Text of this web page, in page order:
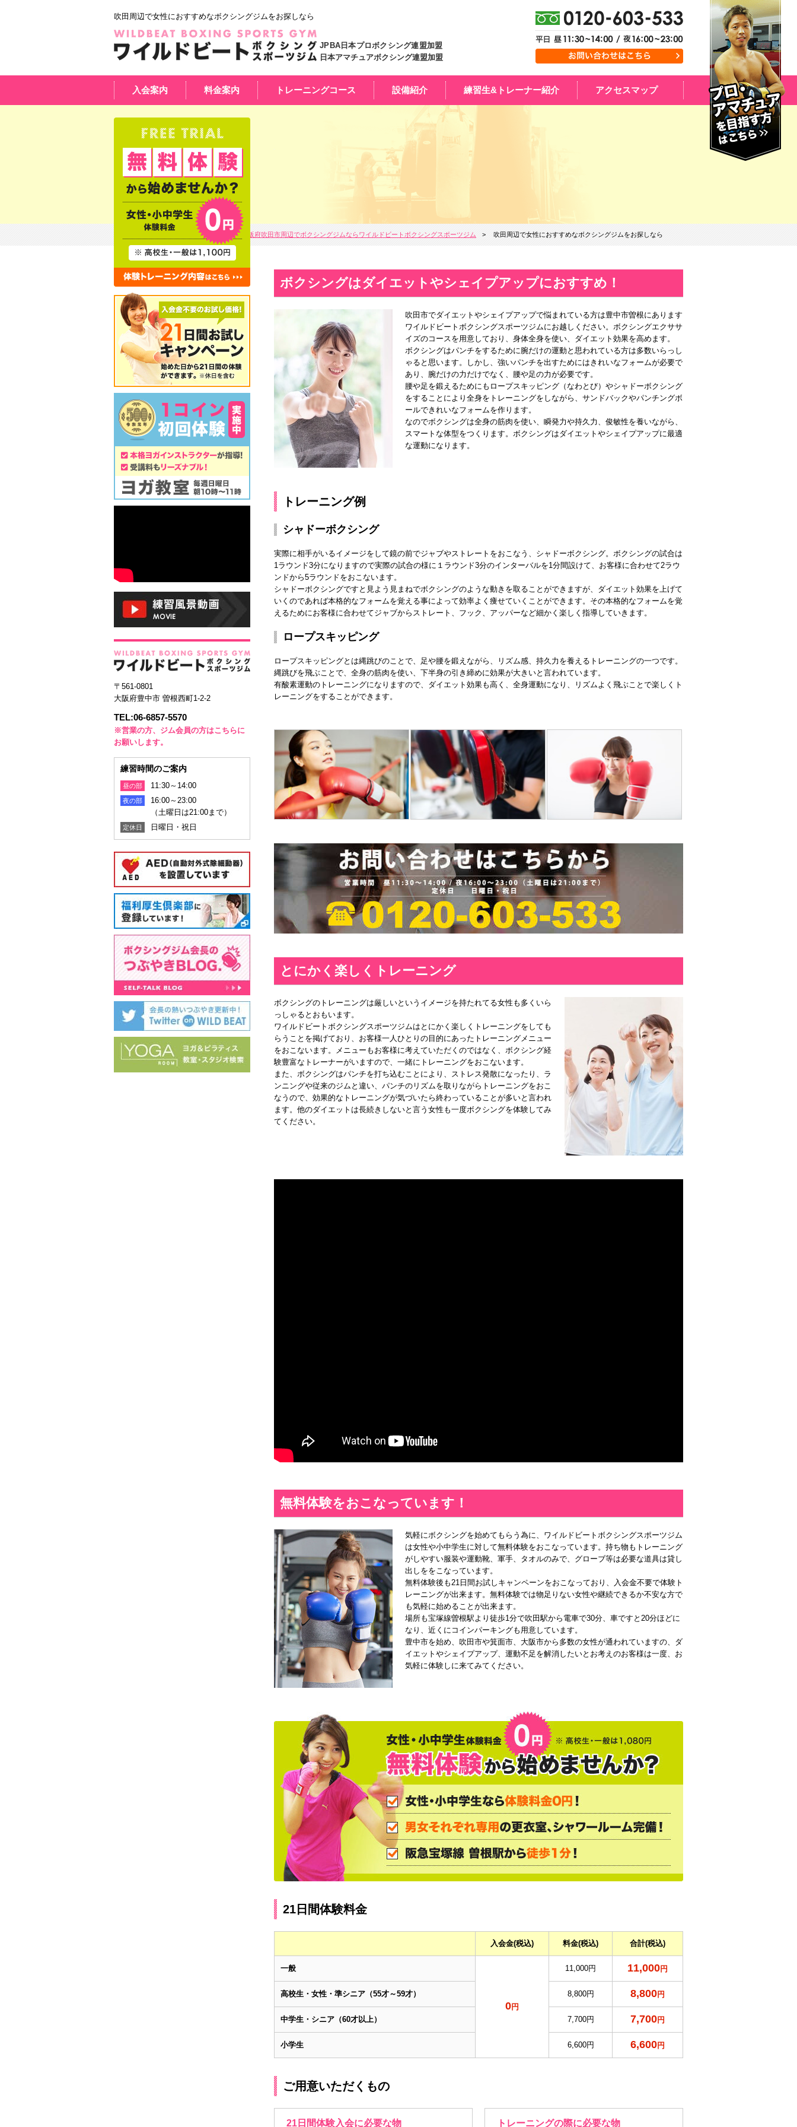
吹田周辺で女性におすすめなボクシングジムをお探しなら
JPBA日本プロボクシング連盟加盟
日本アマチュアボクシング連盟加盟
入会案内 料金案内 トレーニングコース 設備紹介 練習生&トレーナー紹介 アクセスマップ
大阪府吹田市周辺でボクシングジムならワイルドビートボクシングスポーツジム 吹田周辺で女性におすすめなボクシングジムをお探しなら
ボクシングはダイエットやシェイプアップにおすすめ！
吹田市でダイエットやシェイプアップで悩まれている方は豊中市曽根にあります
ワイルドビートボクシングスポーツジムにお越しください。ボクシングエクササ
イズのコースを用意しており、身体全身を使い、ダイエット効果を高めます。
ボクシングはパンチをするために腕だけの運動と思われている方は多数いらっし
ゃると思います。しかし、強いパンチを出すためにはきれいなフォームが必要で
あり、腕だけの力だけでなく、腰や足の力が必要です。
腰や足を鍛えるためにもロープスキッピング（なわとび）やシャドーボクシング
をすることにより全身をトレーニングをしながら、サンドバックやパンチングボ
ールできれいなフォームを作ります。
なのでボクシングは全身の筋肉を使い、瞬発力や持久力、俊敏性を養いながら、
スマートな体型をつくります。ボクシングはダイエットやシェイプアップに最適
な運動になります。
トレーニング例
シャドーボクシング
実際に相手がいるイメージをして鏡の前でジャブやストレートをおこなう、シャドーボクシング。ボクシングの試合は
1ラウンド3分になりますので実際の試合の様に１ラウンド3分のインターバルを1分間設けて、お客様に合わせて2ラウ
ンドから5ラウンドをおこないます。
シャドーボクシングですと見よう見まねでボクシングのような動きを取ることができますが、ダイエット効果を上げて
いくのであれば本格的なフォームを覚える事によって効率よく痩せていくことができます。その本格的なフォームを覚
えるためにお客様に合わせてジャブからストレート、フック、アッパーなど細かく楽しく指導していきます。
ロープスキッピング
ロープスキッピングとは縄跳びのことで、足や腰を鍛えながら、リズム感、持久力を養えるトレーニングの一つです。
縄跳びを飛ぶことで、全身の筋肉を使い、下半身の引き締めに効果が大きいと言われています。
有酸素運動のトレーニングになりますので、ダイエット効果も高く、全身運動になり、リズムよく飛ぶことで楽しくト
レーニングをすることができます。
とにかく楽しくトレーニング
ボクシングのトレーニングは厳しいというイメージを持たれてる女性も多くいら
っしゃるとおもいます。
ワイルドビートボクシングスポーツジムはとにかく楽しくトレーニングをしても
らうことを掲げており、お客様一人ひとりの目的にあったトレーニングメニュー
をおこないます。メニューもお客様に考えていただくのではなく、ボクシング経
験豊富なトレーナーがいますので、一緒にトレーニングをおこないます。
また、ボクシングはパンチを打ち込むことにより、ストレス発散になったり、ラ
ンニングや従来のジムと違い、パンチのリズムを取りながらトレーニングをおこ
なうので、効果的なトレーニングが気づいたら終わっていることが多いと言われ
ます。他のダイエットは長続きしないと言う女性も一度ボクシングを体験してみ
てください。
無料体験をおこなっています！
気軽にボクシングを始めてもらう為に、ワイルドビートボクシングスポーツジム
は女性や小中学生に対して無料体験をおこなっています。持ち物もトレーニング
がしやすい服装や運動靴、軍手、タオルのみで、グローブ等は必要な道具は貸し
出しををこなっています。
無料体験後も21日間お試しキャンペーンをおこなっており、入会金不要で体験ト
レーニングが出来ます。無料体験では物足りない女性や継続できるか不安な方で
も気軽に始めることが出来ます。
場所も宝塚線曽根駅より徒歩1分で吹田駅から電車で30分、車ですと20分ほどに
なり、近くにコインパーキングも用意しています。
豊中市を始め、吹田市や箕面市、大阪市から多数の女性が通われていますの、ダ
イエットやシェイプアップ、運動不足を解消したいとお考えのお客様は一度、お
気軽に体験しに来てみてください。
21日間体験料金
入会金(税込) 料金(税込) 合計(税込)
一般
0円
11,000円 11,000円
高校生・女性・準シニア （55才～59才） 8,800円 8,800円
中学生・シニア （60才以上） 7,700円 7,700円
小学生 6,600円 6,600円
ご用意いただくもの
21日間体験入会に必要な物 トレーニングの際に必要な物
〒561-0801
大阪府豊中市 曽根西町1-2-2
TEL:06-6857-5570
※営業の方、ジム会員の方はこちらに
お願いします。
練習時間のご案内
昼の部 11:30～14:00
夜の部
16:00～23:00
（土曜日は21:00まで）
定休日 日曜日・祝日